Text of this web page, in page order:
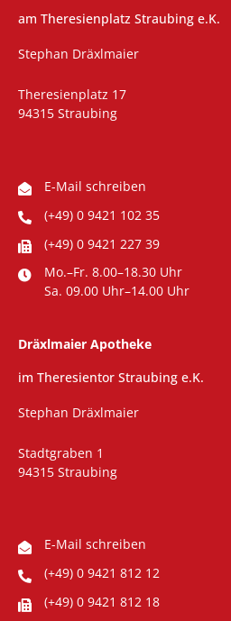
am Theresienplatz Straubing e.K.
Stephan Dräxlmaier
Theresienplatz 17
94315 Straubing
E-Mail schreiben
(+49) 0 9421 102 35
(+49) 0 9421 227 39
Mo.–Fr. 8.00–18.30 Uhr
Sa. 09.00 Uhr–14.00 Uhr
Dräxlmaier Apotheke
im Theresientor Straubing e.K.
Stephan Dräxlmaier
Stadtgraben 1
94315 Straubing
E-Mail schreiben
(+49) 0 9421 812 12
(+49) 0 9421 812 18